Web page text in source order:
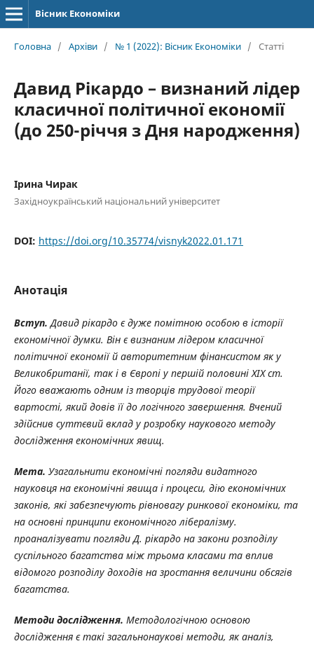
Вісник Економіки
Головна / Архіви / № 1 (2022): Вісник Економіки / Статті
Давид Рікардо – визнаний лідер
класичної політичної економії
(до 250-річчя з Дня народження)
Ірина Чирак
Західноукраїнський національний університет
DOI: https://doi.org/10.35774/visnyk2022.01.171
Анотація
Вступ.Давид рікардо є дуже помітною особою в історії
економічної думки. Він є визнаним лідером класичної
політичної економії й авторитетним фінансистом як у
Великобританії, так і в Європі у першій половині ХІХ ст.
Його вважають одним із творців трудової теорії
вартості, який довів її до логічного завершення. Вчений
здійснив суттєвий вклад у розробку наукового методу
дослідження економічних явищ.
Мета. Узагальнити економічні погляди видатного
науковця на економічні явища і процеси, дію економічних
законів, які забезпечують рівновагу ринкової економіки, та
на основні принципи економічного лібералізму.
проаналізувати погляди Д. рікардо на закони розподілу
суспільного багатства між трьома класами та вплив
відомого розподілу доходів на зростання величини обсягів
багатства.
Методи дослідження. Методологічною основою
дослідження є такі загальнонаукові методи, як аналіз,